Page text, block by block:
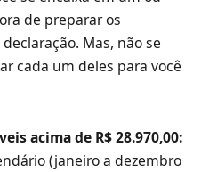
de preparar os
Mas, não se
cada um deles para você
acima de R$ 28.970,00:
(janeiro a dezembro